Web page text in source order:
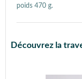
poids 470 g.
Découvrez la